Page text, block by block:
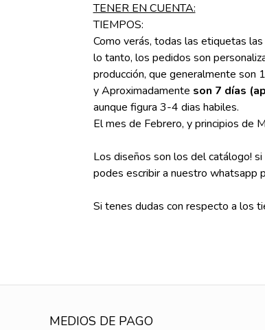
TENER EN CUENTA:
TIEMPOS:
Como verás, todas las etiquetas
lo tanto, los pedidos son
producción, que generalmente son
y Aproximadamente son 7 días
aunque figura 3-4 dias habiles.
El mes de Febrero, y principios de
Los diseños son los del catálogo!
podes escribir a nuestro
Si tenes dudas con respecto a los
MEDIOS DE PAGO